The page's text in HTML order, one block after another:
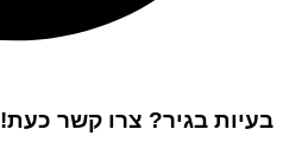
בעיות בגיר? צרו קשר כעת!